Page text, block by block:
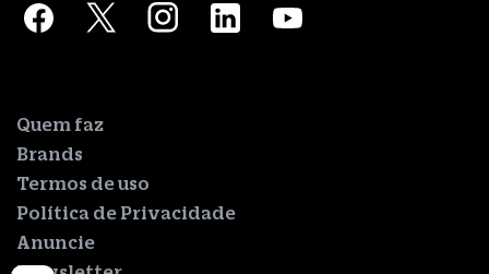
Quem faz
Brands
Termos de uso
Política de Privacidade
Anuncie